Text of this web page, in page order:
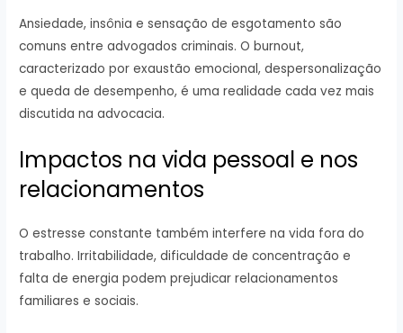
Ansiedade, insônia e sensação de esgotamento são
comuns entre advogados criminais. O burnout,
caracterizado por exaustão emocional, despersonalização
e queda de desempenho, é uma realidade cada vez mais
discutida na advocacia.
Impactos na vida pessoal e nos
relacionamentos
O estresse constante também interfere na vida fora do
trabalho. Irritabilidade, dificuldade de concentração e
falta de energia podem prejudicar relacionamentos
familiares e sociais.